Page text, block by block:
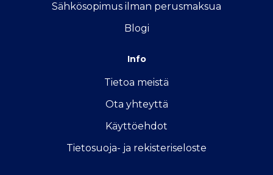
Sähkösopimus ilman perusmaksua
Blogi
Info
Tietoa meistä
Ota yhteyttä
Käyttöehdot
Tietosuoja- ja rekisteriseloste